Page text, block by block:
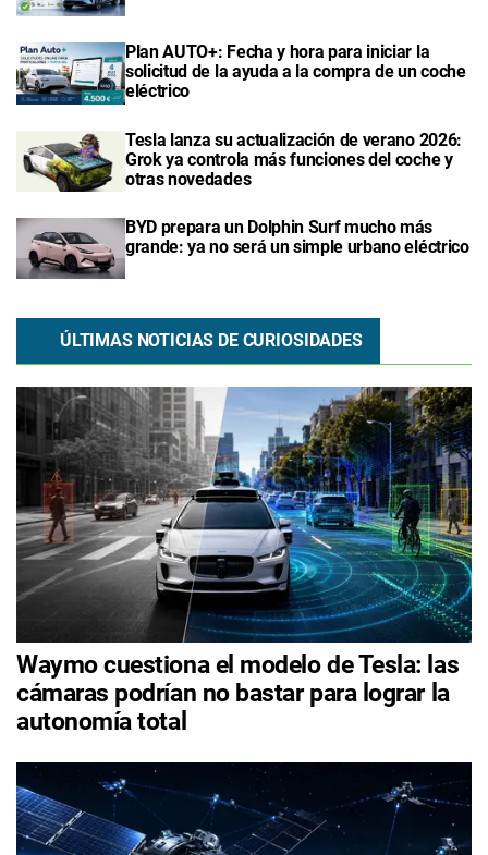
Plan AUTO+: Fecha y hora para iniciar la
solicitud de la ayuda a la compra de un coche
eléctrico
Tesla lanza su actualización de verano 2026:
Grok ya controla más funciones del coche y
otras novedades
BYD prepara un Dolphin Surf mucho más
grande: ya no será un simple urbano eléctrico
ÚLTIMAS NOTICIAS DE CURIOSIDADES
Waymo cuestiona el modelo de Tesla: las
cámaras podrían no bastar para lograr la
autonomía total